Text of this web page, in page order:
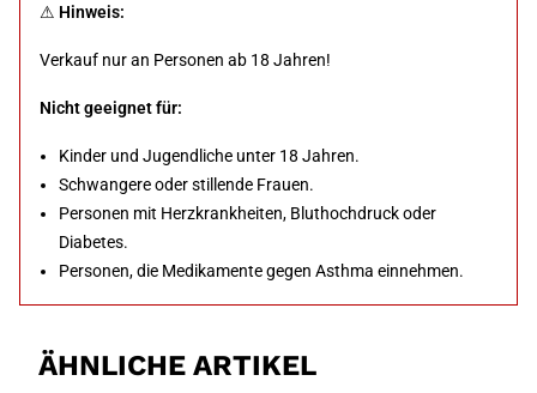
⚠ Hinweis:
Verkauf nur an Personen ab 18 Jahren!
Nicht geeignet für:
Kinder und Jugendliche unter 18 Jahren.
Schwangere oder stillende Frauen.
Personen mit Herzkrankheiten, Bluthochdruck oder
Diabetes.
Personen, die Medikamente gegen Asthma einnehmen.
ÄHNLICHE ARTIKEL